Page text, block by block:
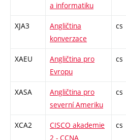
a informatiku
XJA3
Angličtina
konverzace
cs
XAEU
Angličtina pro
Evropu
cs
XASA
Angličtina pro
severní Ameriku
cs
XCA2
CISCO akademie
2 - CCNA
cs